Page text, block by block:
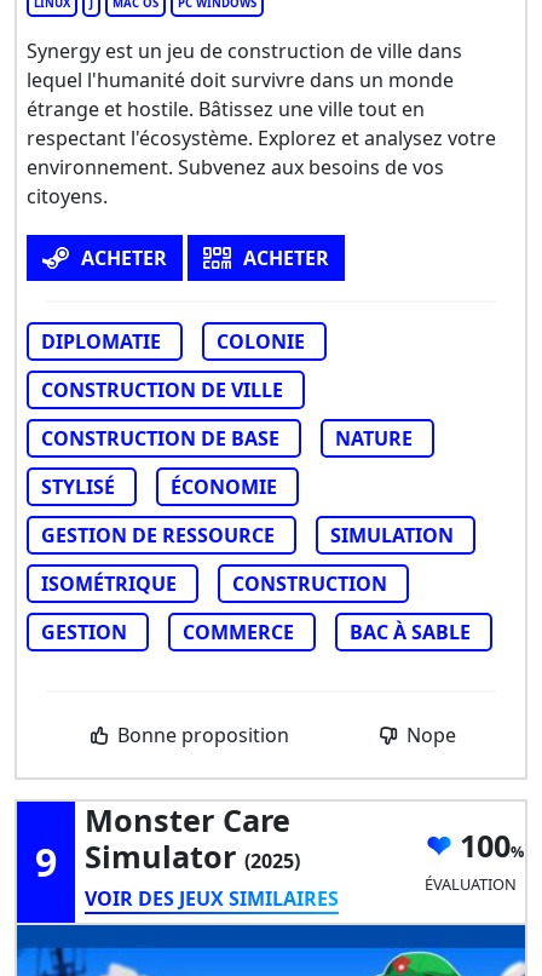
Synergy est un jeu de construction de ville dans
lequel l'humanité doit survivre dans un monde
étrange et hostile. Bâtissez une ville tout en
respectant l'écosystème. Explorez et analysez votre
environnement. Subvenez aux besoins de vos
citoyens.
ACHETER ACHETER
DIPLOMATIE
COLONIE
CONSTRUCTION DE VILLE
CONSTRUCTION DE BASE
NATURE
STYLISÉ
ÉCONOMIE
GESTION DE RESSOURCE
SIMULATION
ISOMÉTRIQUE
CONSTRUCTION
GESTION
COMMERCE BAC À SABLE
Bonne proposition Nope
9
Monster Care
Simulator (2025)
VOIR DES JEUX SIMILAIRES
100
ÉVALUATION